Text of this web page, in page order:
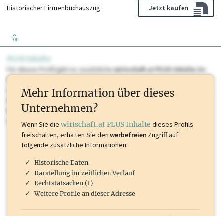
Historischer Firmenbuchauszug Jetzt kaufen
TOP
PLUS Inhalte
Für dieses Profil gibt es zusätzlichewirtschaft.at PLUS Inhaltedie
Sie momentan nicht einsehen können. Schalten Sie dieses Profil frei
oder loggen Sie sich ein um diese Inhalte zu sehen. wirtschaft.at PLUS
Marken, Patente, Rechtstatsachen, OTS-Aussendungen, und viele
mehr.
Mehr Information über dieses
Unternehmen?
Wenn Sie die wirtschaft.at PLUS Inhalte dieses Profils
freischalten, erhalten Sie den werbefreien Zugriff auf
folgende zusätzliche Informationen:
Historische Daten
Darstellung im zeitlichen Verlauf
Rechtstatsachen (1)
Weitere Profile an dieser Adresse